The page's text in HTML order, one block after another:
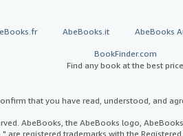
AbeBooks.it AbeBooks
BookFinder.com
Find any book at the best price
that you have read, understood, and
AbeBooks, the AbeBooks logo,
are registered trademarks with the Registered